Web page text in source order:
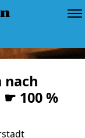
nach
100 %